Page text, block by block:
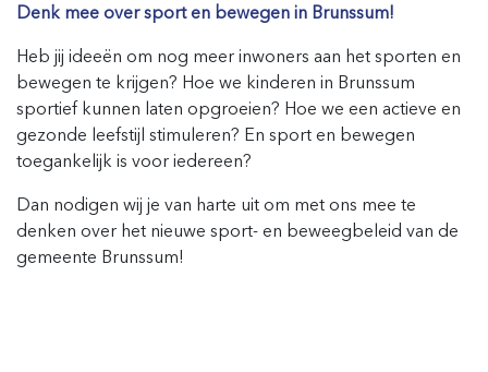
Denk mee over sport en bewegen in Brunssum!
Heb jij ideeën om nog meer inwoners aan het sporten en
bewegen te krijgen? Hoe we kinderen in Brunssum
sportief kunnen laten opgroeien? Hoe we een actieve en
gezonde leefstijl stimuleren? En sport en bewegen
toegankelijk is voor iedereen?
Dan nodigen wij je van harte uit om met ons mee te
denken over het nieuwe sport- en beweegbeleid van de
gemeente Brunssum!